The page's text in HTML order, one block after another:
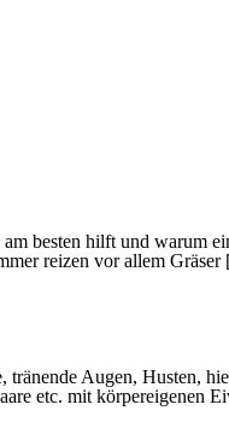
besten hilft und warum
reizen vor allem
Augen, Husten,
etc. mit körpereigenen